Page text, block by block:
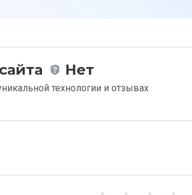
Нет
технологии и отзывах